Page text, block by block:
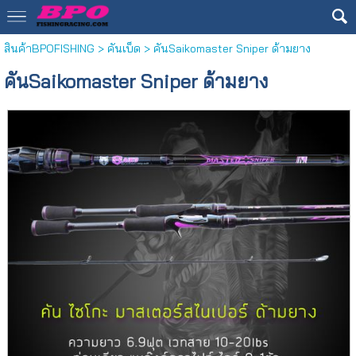
สินค้าBPOFISHING > คันเบ็ด > คันSaikomaster Sniper ด้ามยาง
คันSaikomaster Sniper ด้ามยาง